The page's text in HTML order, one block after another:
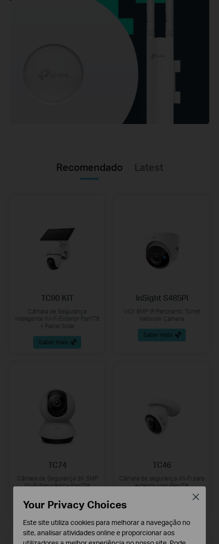
Recomendado Latest
TC90 KIT
Câmara de Segurança
Inteligente Wi-Fi Exterior Pan/Tilt
+ Painel Solar
Saber mais
InSight S485PI
VIGI 8MP IR Panoramic Turret
Network Camera
Saber mais
TC74
Câmara de Segurança 3K 5MP
Wi-Fi Panorâmica Pan/Tilt
Saber mais
TC46
Câmara de segurança Wi-Fi para
exterior com Pan/Tilt
Your Privacy Choices
Este site utiliza cookies para melhorar a navegação no
site, analisar atividades online e proporcionar aos
Close